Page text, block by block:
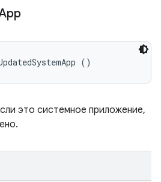
()
это системное приложение,